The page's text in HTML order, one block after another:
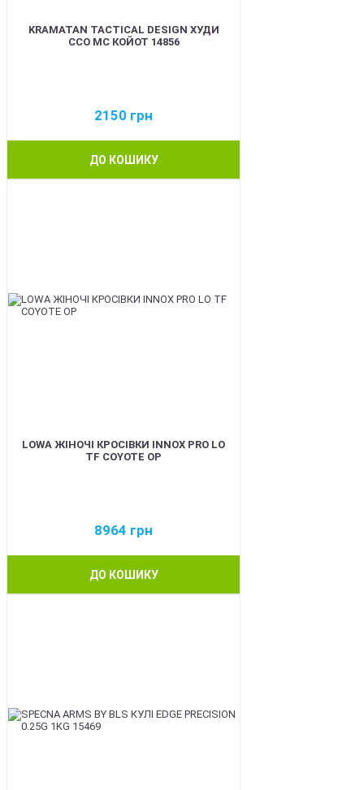
KRAMATAN TACTICAL DESIGN ХУДИ
ССО МС КОЙОТ 14856
2150 грн
ДО КОШИКУ
LOWA ЖІНОЧІ КРОСІВКИ INNOX PRO LO
TF COYOTE OP
8964 грн
ДО КОШИКУ